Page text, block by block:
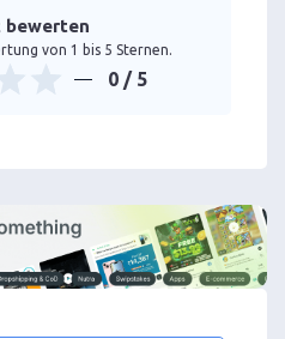
bewerten
von 1 bis 5 Sternen.
0 / 5